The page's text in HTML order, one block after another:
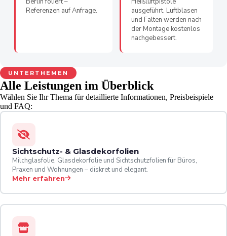
Referenzen auf Anfrage.
ausgeführt. Luftblasen
und Falten werden nach
der Montage kostenlos
nachgebessert.
UNTERTHEMEN
Alle Leistungen im Überblick
Wählen Sie Ihr Thema für detaillierte Informationen, Preisbeispiele
und FAQ:
Sichtschutz- & Glasdekorfolien
Milchglasfolie, Glasdekorfolie und Sichtschutzfolien für Büros,
Praxen und Wohnungen – diskret und elegant.
Mehr erfahren